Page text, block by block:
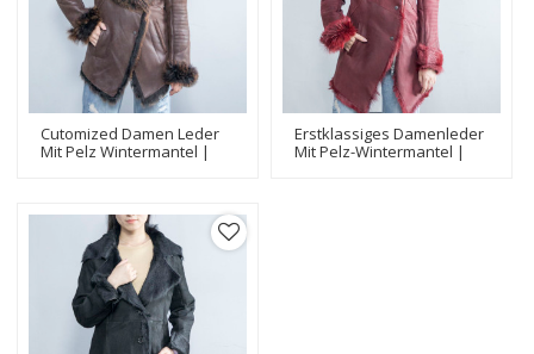
Cutomized Damen Leder
Mit Pelz Wintermantel |
Erstklassiges Damenleder
Mit Pelz-Wintermantel |